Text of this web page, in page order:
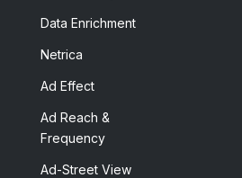
Data Enrichment
Netrica
Ad Effect
Ad Reach &
Frequency
Ad-Street View